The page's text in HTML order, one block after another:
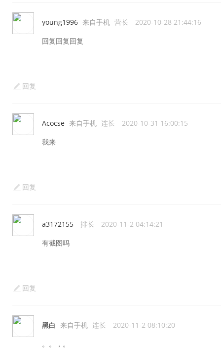
young1996 来自手机 营长 2020-10-28 21:44:16
回复回复回复
回复
Acocse 来自手机 连长 2020-10-31 16:00:15
我来
回复
a3172155 排长 2020-11-2 04:14:21
有截图吗
回复
黑白 来自手机 连长 2020-11-2 08:10:20
。。，。